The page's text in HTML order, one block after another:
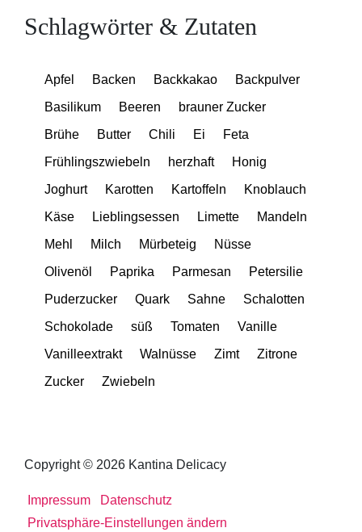
Schlagwörter & Zutaten
Apfel Backen Backkakao
Backpulver
Basilikum
Beeren
brauner Zucker
Brühe
Butter Chili Ei
Feta
Frühlingszwiebeln
herzhaft
Honig
Joghurt
Karotten Kartoffeln
Knoblauch
Käse
Lieblingsessen Limette
Mandeln
Mehl
Milch Mürbeteig
Nüsse
Olivenöl
Paprika Parmesan
Petersilie
Puderzucker
Quark Sahne
Schalotten
Schokolade
süß Tomaten
Vanille
Vanilleextrakt
Walnüsse Zimt
Zitrone
Zucker
Zwiebeln
Copyright © 2026 Kantina Delicacy
Impressum
Datenschutz
Privatsphäre-Einstellungen ändern